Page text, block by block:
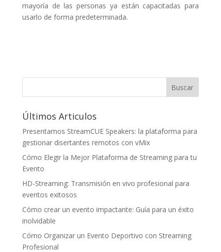
mayoría de las personas ya están capacitadas para
usarlo de forma predeterminada.
Últimos Articulos
Presentamos StreamCUE Speakers: la plataforma para
gestionar disertantes remotos con vMix
Cómo Elegir la Mejor Plataforma de Streaming para tu
Evento
HD-Streaming: Transmisión en vivo profesional para
eventos exitosos
Cómo crear un evento impactante: Guía para un éxito
inolvidable
Cómo Organizar un Evento Deportivo con Streaming
Profesional